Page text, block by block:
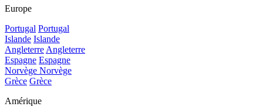
Europe
Portugal Portugal
Islande Islande
AngleterreAngleterre
Espagne Espagne
Norvège Norvège
Grèce Grèce
Amérique